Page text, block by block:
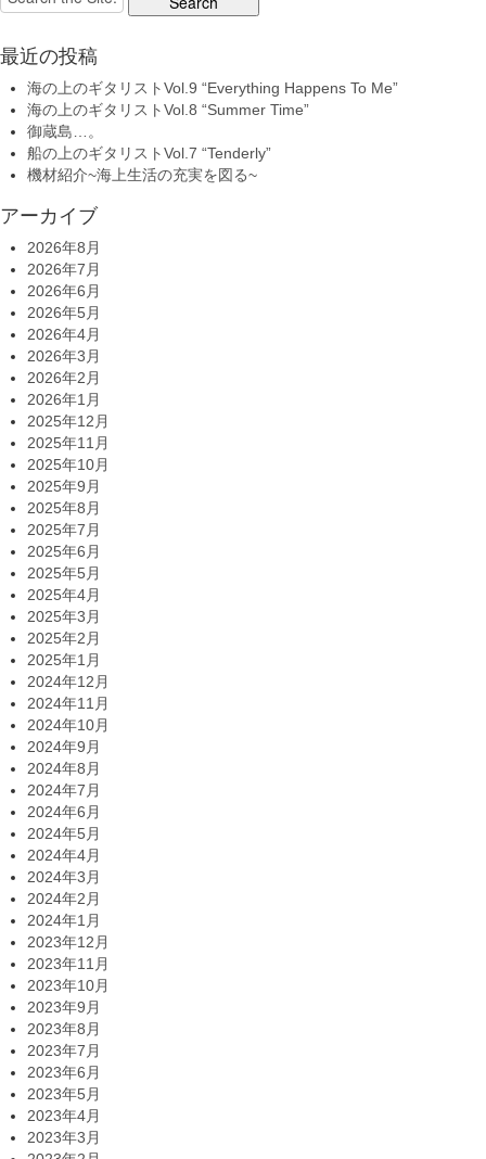
for:
最近の投稿
海の上のギタリストVol.9 “Everything Happens To Me”
海の上のギタリストVol.8 “Summer Time”
御蔵島…。
船の上のギタリストVol.7 “Tenderly”
機材紹介~海上生活の充実を図る~
アーカイブ
2026年8月
2026年7月
2026年6月
2026年5月
2026年4月
2026年3月
2026年2月
2026年1月
2025年12月
2025年11月
2025年10月
2025年9月
2025年8月
2025年7月
2025年6月
2025年5月
2025年4月
2025年3月
2025年2月
2025年1月
2024年12月
2024年11月
2024年10月
2024年9月
2024年8月
2024年7月
2024年6月
2024年5月
2024年4月
2024年3月
2024年2月
2024年1月
2023年12月
2023年11月
2023年10月
2023年9月
2023年8月
2023年7月
2023年6月
2023年5月
2023年4月
2023年3月